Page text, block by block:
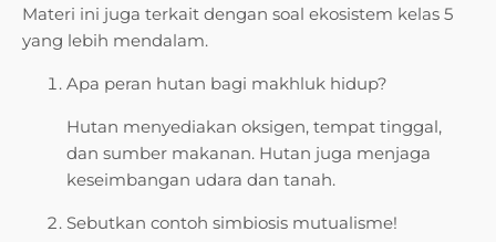
Materi ini juga terkait dengan soal ekosistem kelas 5
yang lebih mendalam.
Apa peran hutan bagi makhluk hidup?
Hutan menyediakan oksigen, tempat tinggal,
dan sumber makanan. Hutan juga menjaga
keseimbangan udara dan tanah.
Sebutkan contoh simbiosis mutualisme!